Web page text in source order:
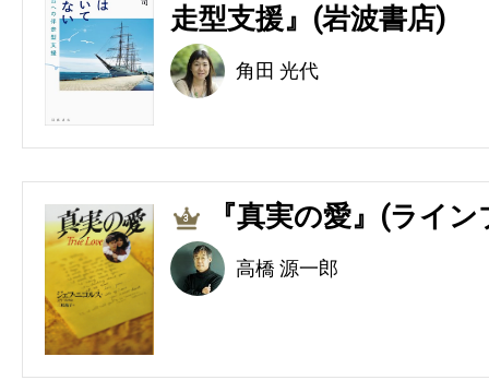
走型支援』(岩波書店)
角田 光代
3 『真実の愛』(ライ
高橋 源一郎